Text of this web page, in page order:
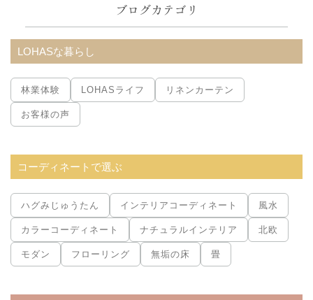
ブログカテゴリ
LOHASな暮らし
林業体験 LOHASライフ リネンカーテン
お客様の声
コーディネートで選ぶ
ハグみじゅうたん インテリアコーディネート 風水
カラーコーディネート ナチュラルインテリア 北欧
モダン フローリング 無垢の床 畳